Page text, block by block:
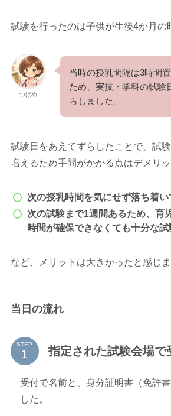
試験を行ったのは子供が生後4か月の
つばめ
当時の授乳間隔は3時間
ため、実技・学科の試験
らしました。
試験日をあえてずらしたことで、試
増えるため手間がかかる点はデメリッ
次の授乳時間を気にせず落ち着
次の試験まで1週間あるため、育
時間が確保できなくても十分な
など、メリットは大きかったと感じま
当日の流れ
STEP 指定された試験会場で
受付で名前と、身分証明書（免許
した。